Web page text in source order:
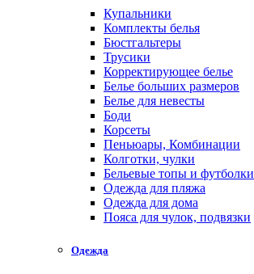
Купальники
Комплекты белья
Бюстгальтеры
Трусики
Корректирующее белье
Белье больших размеров
Белье для невесты
Боди
Корсеты
Пеньюары, Комбинации
Колготки, чулки
Бельевые топы и футболки
Одежда для пляжа
Одежда для дома
Пояса для чулок, подвязки
Одежда